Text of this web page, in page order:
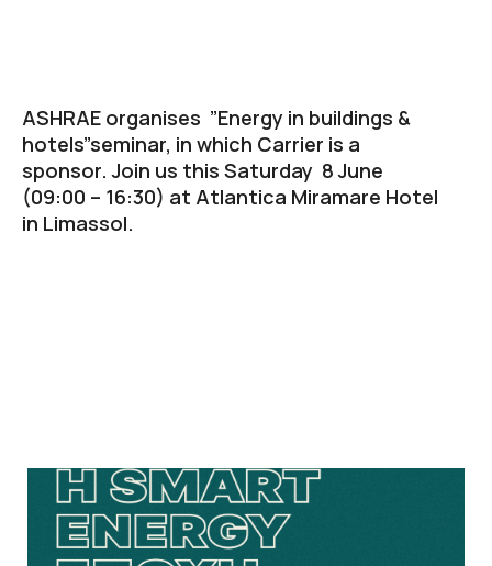
ASHRAE organises ”Energy in buildings &
hotels”seminar, in which Carrier is a
sponsor. Join us this Saturday 8 June
(09:00 – 16:30) at Atlantica Miramare Hotel
in Limassol.